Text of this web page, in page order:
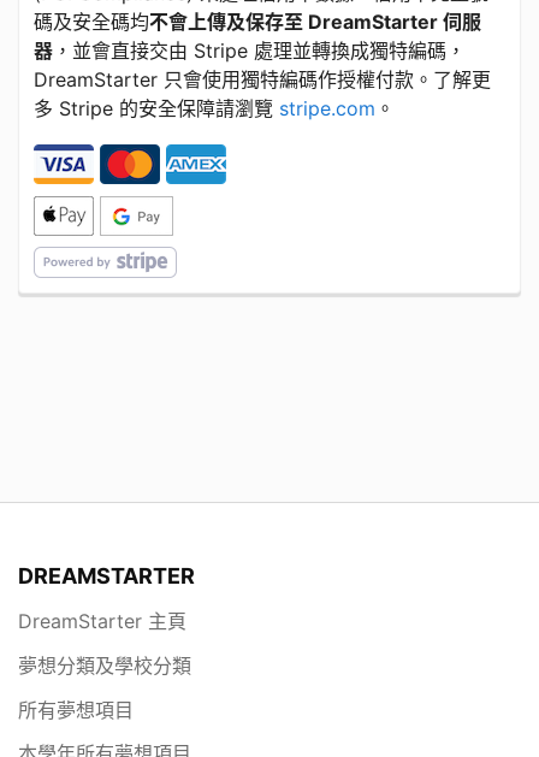
碼及安全碼均不會上傳及保存至 DreamStarter 伺服
器 ，並會直接交由 Stripe 處理並轉換成獨特編碼，
DreamStarter 只會使用獨特編碼作授權付款。了解更
多 Stripe 的安全保障請瀏覽 stripe.com 。
DREAMSTARTER
DreamStarter 主頁
夢想分類及學校分類
所有夢想項目